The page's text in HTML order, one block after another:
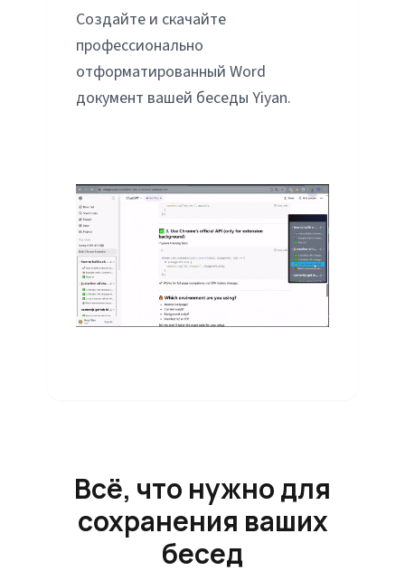
Создайте и скачайте
профессионально
отформатированный Word
документ вашей беседы Yiyan.
Всё, что нужно для
сохранения ваших
бесед